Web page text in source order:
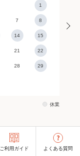
ご利用ガイド よくある質問
ご利用ガイド よくある質問
1
7 8
14 15
21 22
28 29
休業